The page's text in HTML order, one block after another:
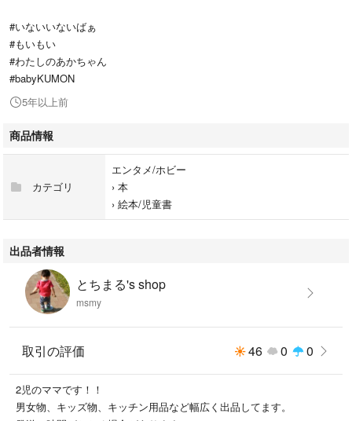
#いないいないばぁ
#もいもい
#わたしのあかちゃん
#babyKUMON
5年以上前
商品情報
カテゴリ
エンタメ/ホビー
› 本
› 絵本/児童書
出品者情報
とちまる's shop
msmy
取引の評価 46 0 0
2児のママです！！
男女物、キッズ物、キッチン用品など幅広く出品してます。